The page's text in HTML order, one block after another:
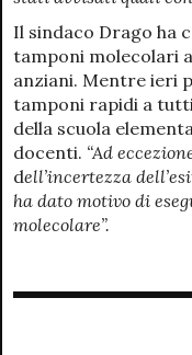
Il sindaco Drago ha
tamponi molecolari
anziani. Mentre ieri
tamponi rapidi a
della scuola
docenti. “Ad
dell’incertezza
ha dato motivo di
molecolare”.